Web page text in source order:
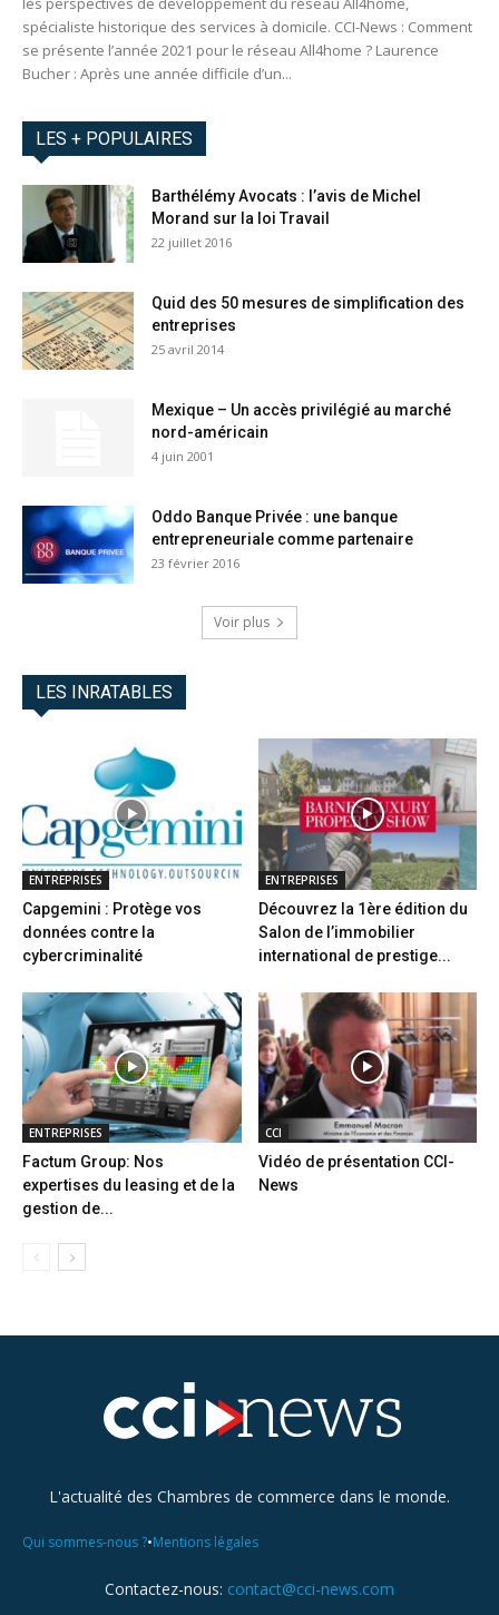
spécialiste historique des services à domicile. CCI-News : Comment
se présente l’année 2021 pour le réseau All4home ? Laurence
Bucher : Après une année difficile d’un...
LES + POPULAIRES
Barthélémy Avocats : l’avis de Michel
Morand sur la loi Travail
22 juillet 2016
Quid des 50 mesures de simplification des
entreprises
25 avril 2014
Mexique – Un accès privilégié au marché
nord-américain
4 juin 2001
Oddo Banque Privée : une banque
entrepreneuriale comme partenaire
23 février 2016
Voir plus
LES INRATABLES
ENTREPRISES
Capgemini : Protège vos
données contre la
cybercriminalité
ENTREPRISES
Découvrez la 1ère édition du
Salon de l’immobilier
international de prestige...
ENTREPRISES
Factum Group: Nos
expertises du leasing et de la
gestion de...
CCI
Vidéo de présentation CCI-
News
L'actualité des Chambres de commerce dans le monde.
Qui sommes-nous ?•Mentions légales
Contactez-nous: contact@cci-news.com